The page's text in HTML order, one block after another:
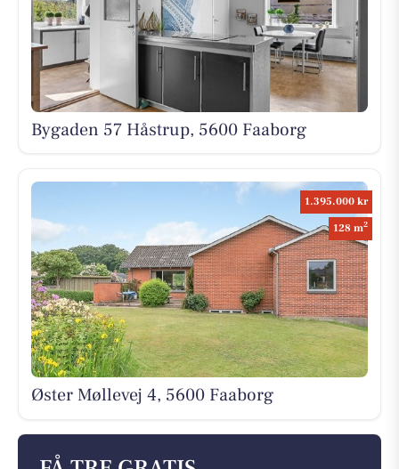
Bygaden 57 Håstrup, 5600 Faaborg
1.395.000 kr
128 m2
Øster Møllevej 4, 5600 Faaborg